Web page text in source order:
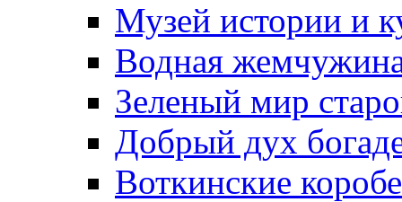
Музей истории и
Водная
Зеленый мир
Добрый дух
Воткинские